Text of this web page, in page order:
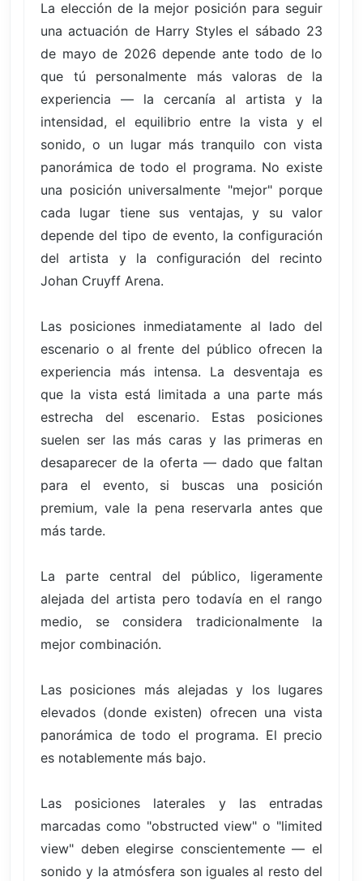
La elección de la mejor posición para seguir
una actuación de Harry Styles el sábado 23
de mayo de 2026 depende ante todo de lo
que tú personalmente más valoras de la
experiencia — la cercanía al artista y la
intensidad, el equilibrio entre la vista y el
sonido, o un lugar más tranquilo con vista
panorámica de todo el programa. No existe
una posición universalmente "mejor" porque
cada lugar tiene sus ventajas, y su valor
depende del tipo de evento, la configuración
del artista y la configuración del recinto
Johan Cruyff Arena.
Las posiciones inmediatamente al lado del
escenario o al frente del público ofrecen la
experiencia más intensa. La desventaja es
que la vista está limitada a una parte más
estrecha del escenario. Estas posiciones
suelen ser las más caras y las primeras en
desaparecer de la oferta — dado que faltan
para el evento, si buscas una posición
premium, vale la pena reservarla antes que
más tarde.
La parte central del público, ligeramente
alejada del artista pero todavía en el rango
medio, se considera tradicionalmente la
mejor combinación.
Las posiciones más alejadas y los lugares
elevados (donde existen) ofrecen una vista
panorámica de todo el programa. El precio
es notablemente más bajo.
Las posiciones laterales y las entradas
marcadas como "obstructed view" o "limited
view" deben elegirse conscientemente — el
sonido y la atmósfera son iguales al resto del